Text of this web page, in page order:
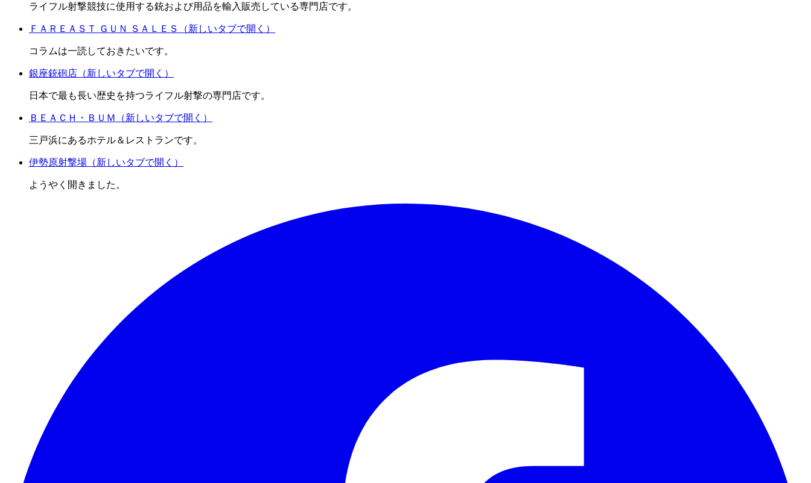
ライフル射撃競技に使用する銃および用品を輸入販売している専門店です。
ＦＡＲＥＡＳＴ ＧＵＮ ＳＡＬＥＳ （新しいタブで開く）
コラムは一読しておきたいです。
銀座銃砲店 （新しいタブで開く）
日本で最も長い歴史を持つライフル射撃の専門店です。
ＢＥＡＣＨ・ＢＵＭ （新しいタブで開く）
三戸浜にあるホテル＆レストランです。
伊勢原射撃場 （新しいタブで開く）
ようやく開きました。